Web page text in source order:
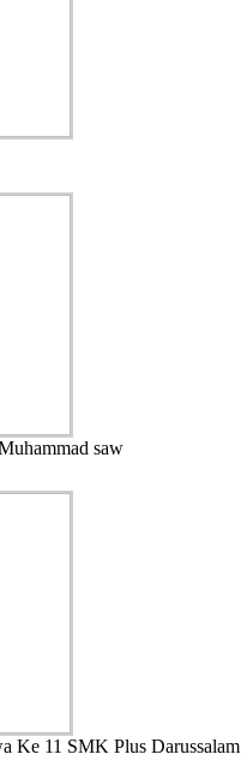
saw
Ke 11 SMK Plus Darussalam